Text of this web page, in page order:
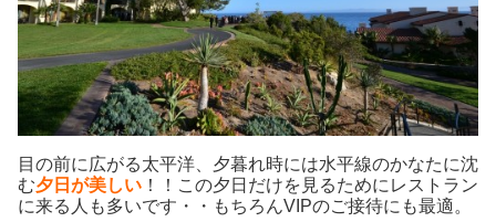
目の前に広がる太平洋、夕暮れ時には水平線のかなたに沈
む夕日が美しい ！！この夕日だけを見るためにレストラン
に来る人も多いです・・もちろんVIPのご接待にも最適。